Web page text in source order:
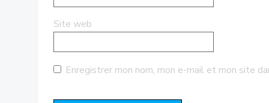
Site web
Enregistrer mon nom, mon e-mail et mon site